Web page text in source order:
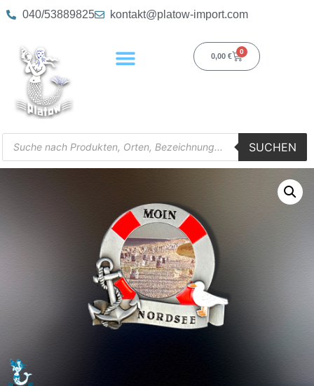
040/53889825 kontakt@platow-import.com
0,00 €
0
SUCHEN